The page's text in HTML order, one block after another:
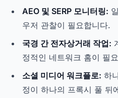
AEO 및 SERP 모니터링:
우저 관찰이 필요합니다.
국경 간 전자상거래 작업:
정적인 네트워크 홈이 필
소셜 미디어 워크플로: 하
정이 하나의 프록시 풀 뒤